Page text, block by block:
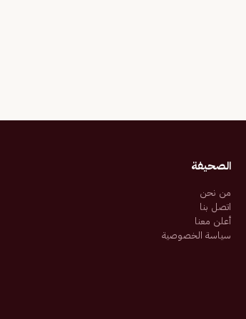
الصحيفة
من نحن
اتصل بنا
أعلن معنا
سياسة الخصوصية